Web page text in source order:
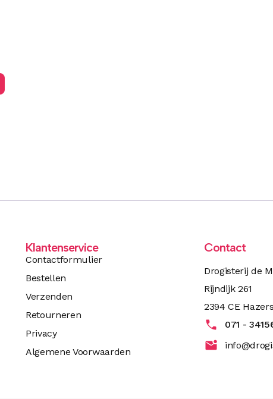
Klantenservice
Contactformulier
Bestellen
Verzenden
Retourneren
Privacy
Algemene Voorwaarden
Contact
Drogisterij de
Rijndijk 261
2394 CE
071 -